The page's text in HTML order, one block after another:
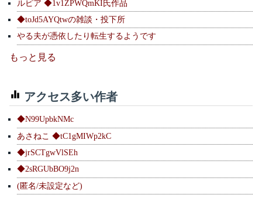
ルピア ◆1v1ZPWQmKI氏作品
◆toJd5AYQtwの雑談・投下所
やる夫が憑依したり転生するようです
もっと見る
アクセス多い作者
◆N99UpbkNMc
あさねこ ◆tC1gMIWp2kC
◆jrSCTgwVlSEh
◆2sRGUbBO9j2n
(匿名/未設定など)